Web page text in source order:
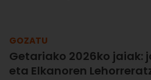
GOZATU
Getariako 2026ko jaiak:
eta Elkanoren